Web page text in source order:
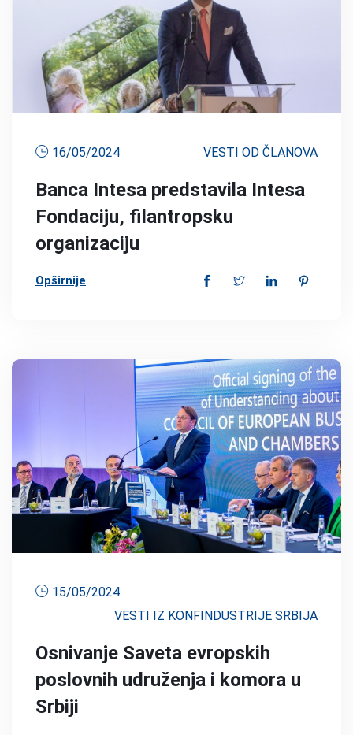
16/05/2024 VESTI OD ČLANOVA
Banca Intesa predstavila Intesa
Fondaciju, filantropsku
organizaciju
Opširnije
15/05/2024
VESTI IZ KONFINDUSTRIJE SRBIJA
Osnivanje Saveta evropskih
poslovnih udruženja i komora u
Srbiji